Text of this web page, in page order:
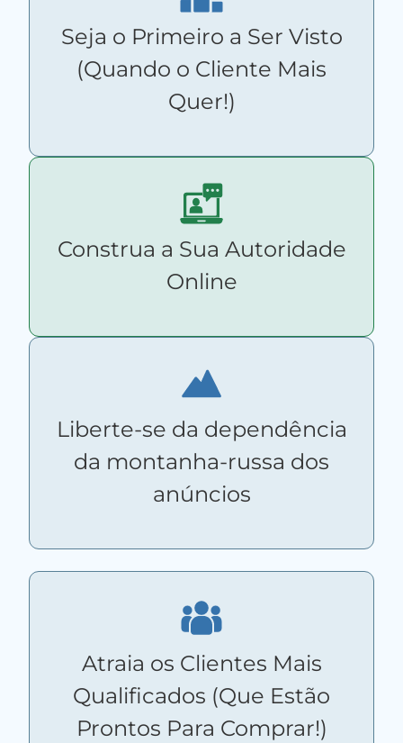
Seja o Primeiro a Ser Visto
(Quando o Cliente Mais
Quer!)
Construa a Sua Autoridade
Online
Liberte-se da dependência
da montanha-russa dos
anúncios
Atraia os Clientes Mais
Qualificados (Que Estão
Prontos Para Comprar!)